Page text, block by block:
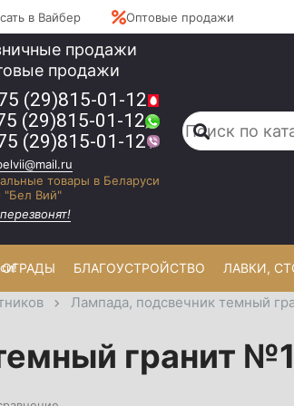
в Вайбер Оптовые продажи
продажи
продажи
(29)815-01-12
(29)815-01-12
(29)815-01-12
товары в Беларуси
Вий"
ОГРАДЫ БЛАГОУСТРОЙСТВО ЛАВКИ,
Лампада, подсвечник темный
гранит №1